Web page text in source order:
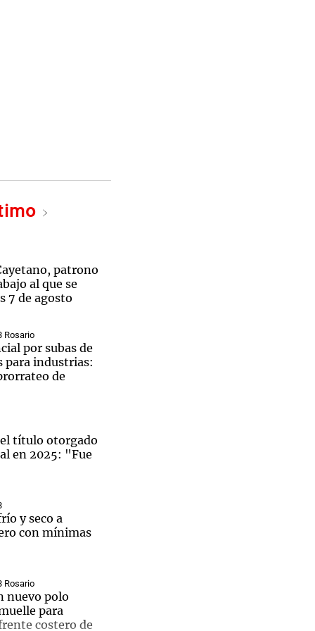
patrono
al que se
7 de agosto
Rosario
por subas de
para industrias:
de
título otorgado
en 2025: "Fue
y seco a
con mínimas
Rosario
nuevo polo
para
costero de